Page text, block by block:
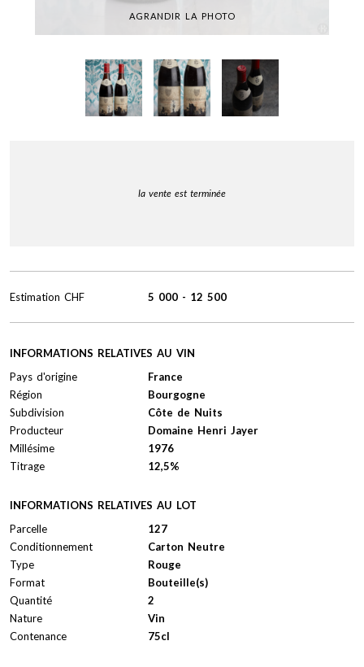
AGRANDIR LA PHOTO
la vente est terminée
INFORMATIONS RELATIVES AU VIN
Pays d'origine
France
Région
Bourgogne
Subdivision
Côte de Nuits
Producteur
Domaine Henri Jayer
Millésime
1976
Titrage
12,5%
INFORMATIONS RELATIVES AU LOT
Parcelle
127
Conditionnement
Carton Neutre
Type
Rouge
Format
Bouteille(s)
Quantité
2
Nature
Vin
Contenance
75cl
Estimation CHF 5 000 - 12 500